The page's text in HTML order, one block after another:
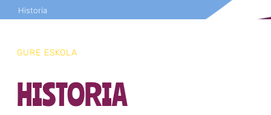
Historia
GURE ESKOLA
HISTORIA